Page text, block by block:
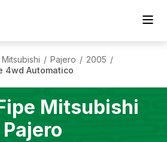
Mitsubishi / Pajero / 2005 /
4wd Automatico
Mitsubishi
Pajero